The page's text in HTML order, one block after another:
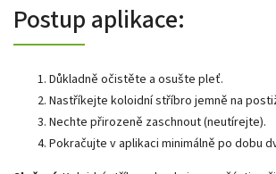
Postup aplikace:
Důkladně očistěte a osušte pleť.
Nastříkejte koloidní stříbro jemně na
Nechte přirozeně zaschnout (neutírejte).
Pokračujte v aplikaci minimálně po dobu